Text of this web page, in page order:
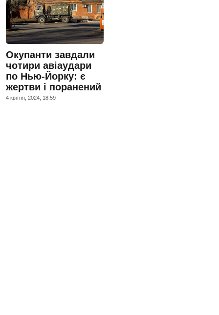
Окупанти завдали
чотири авіаудари
по Нью-Йорку: є
жертви і поранений
4 квiтня, 2024, 18:59